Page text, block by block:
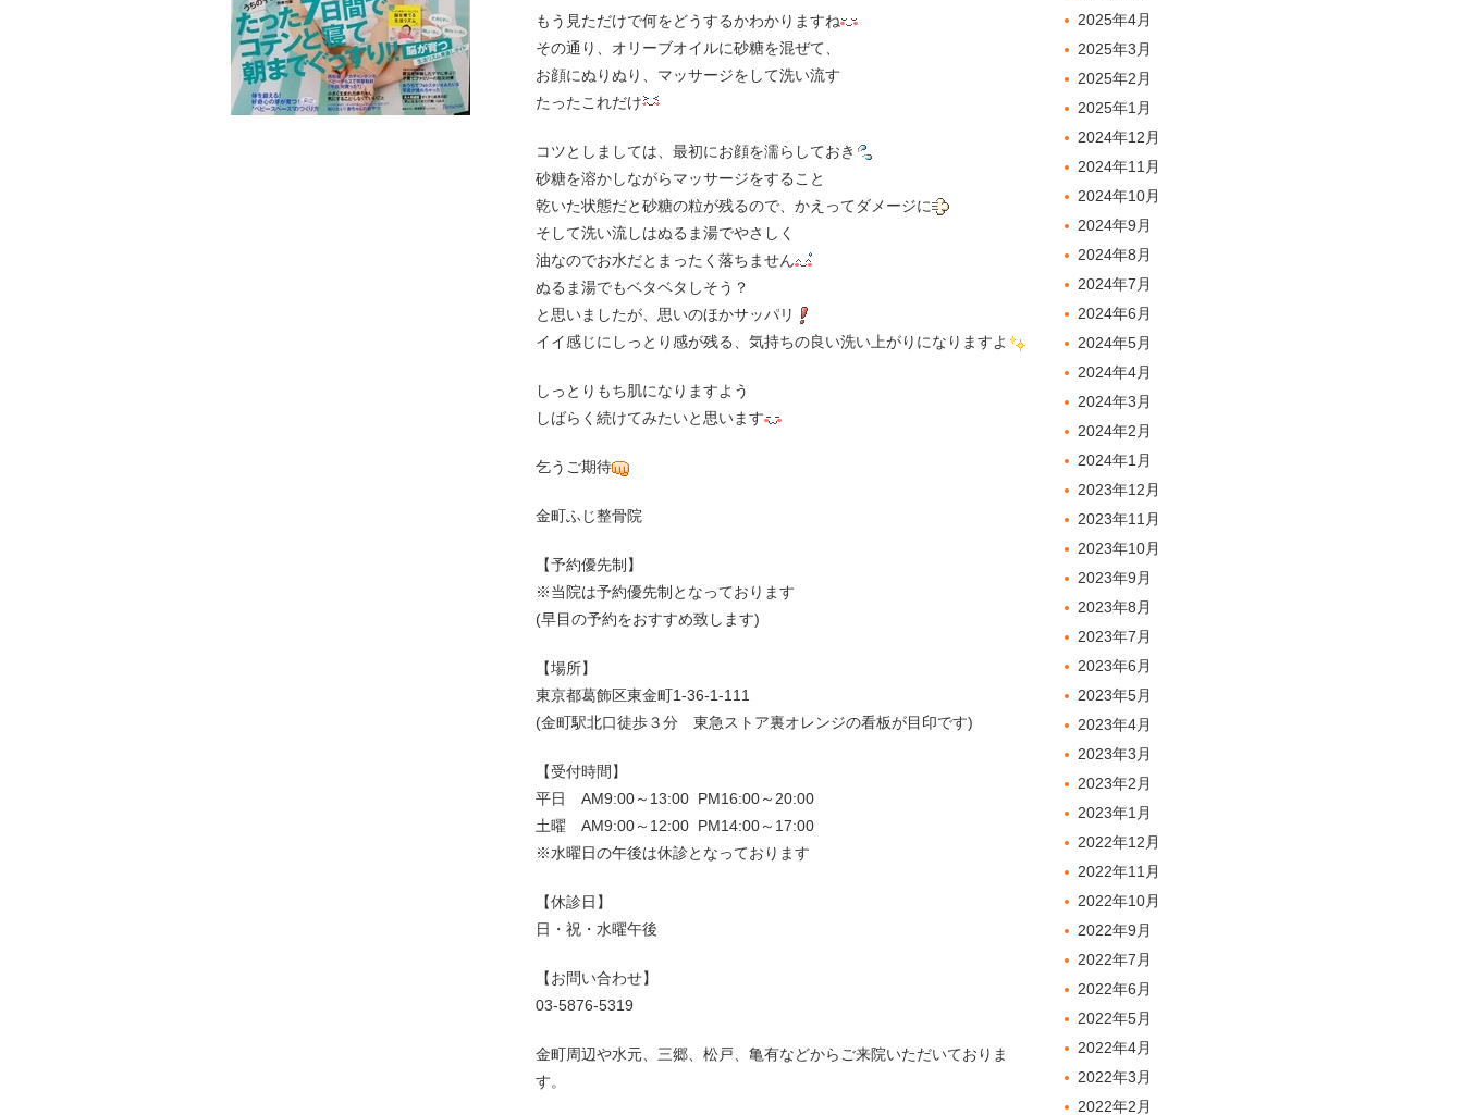
もう見ただけで何をどうするかわかりますね
その通り、オリーブオイルに砂糖を混ぜて、
お顔にぬりぬり、マッサージをして洗い流す
たったこれだけ
コツとしましては、最初にお顔を濡らしておき
砂糖を溶かしながらマッサージをすること
乾いた状態だと砂糖の粒が残るので、かえってダメージに
そして洗い流しはぬるま湯でやさしく
油なのでお水だとまったく落ちません
ぬるま湯でもベタベタしそう？
と思いましたが、思いのほかサッパリ
イイ感じにしっとり感が残る、気持ちの良い洗い上がりになりますよ
しっとりもち肌になりますよう
しばらく続けてみたいと思います
乞うご期待
金町ふじ整骨院
【予約優先制】
※当院は予約優先制となっております
(早目の予約をおすすめ致します)
【場所】
東京都葛飾区東金町1-36-1-111
(金町駅北口徒歩３分 東急ストア裏オレンジの看板が目印です)
【受付時間】
平日 AM9:00～13:00 PM16:00～20:00
土曜 AM9:00～12:00 PM14:00～17:00
※水曜日の午後は休診となっております
【休診日】
日・祝・水曜午後
【お問い合わせ】
03-5876-5319
金町周辺や水元、三郷、松戸、亀有などからご来院いただいておりま
す。
2025年4月
2025年3月
2025年2月
2025年1月
2024年12月
2024年11月
2024年10月
2024年9月
2024年8月
2024年7月
2024年6月
2024年5月
2024年4月
2024年3月
2024年2月
2024年1月
2023年12月
2023年11月
2023年10月
2023年9月
2023年8月
2023年7月
2023年6月
2023年5月
2023年4月
2023年3月
2023年2月
2023年1月
2022年12月
2022年11月
2022年10月
2022年9月
2022年7月
2022年6月
2022年5月
2022年4月
2022年3月
2022年2月